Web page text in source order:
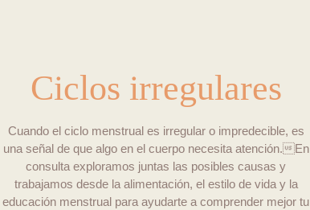
Ciclos irregulares
Cuando el ciclo menstrual es irregular o impredecible, es
una señal de que algo en el cuerpo necesita atención.En
consulta exploramos juntas las posibles causas y
trabajamos desde la alimentación, el estilo de vida y la
educación menstrual para ayudarte a comprender mejor tu